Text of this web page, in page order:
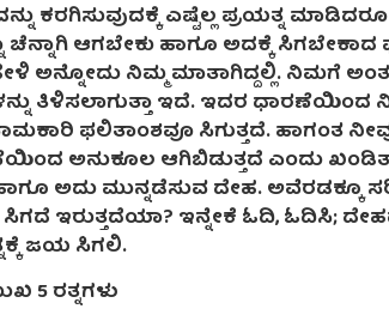
ಕರಗಿಸುವುದಕ್ಕೆ ಎಷ್ಟೆಲ್ಲ ಪ್ರಯತ್ನ
ಚೆನ್ನಾಗಿ ಆಗಬೇಕು ಹಾಗೂ ಅದಕ್ಕೆ
ಅನ್ನೋದು ನಿಮ್ಮ ಮಾತಾಗಿದ್ದಲ್ಲಿ. ನಿಮಗೆ
ತಿಳಿಸಲಾಗುತ್ತಾ ಇದೆ. ಇದರ ಧಾರಣೆಯಿಂದ
ಫಲಿತಾಂಶವೂ ಸಿಗುತ್ತದೆ. ಹಾಗಂತ
ಅನುಕೂಲ ಆಗಿಬಿಡುತ್ತದೆ ಎಂದು ಖಂಡಿತಾ
ಅದು ಮುನ್ನಡೆಸುವ ದೇಹ.
ಸಿಗದೆ ಇರುತ್ತದೆಯಾ? ಇನ್ನೇಕೆ ಓದಿ, ಓದಿಸಿ;
ಜಯ ಸಿಗಲಿ.
5 ರತ್ನಗಳು